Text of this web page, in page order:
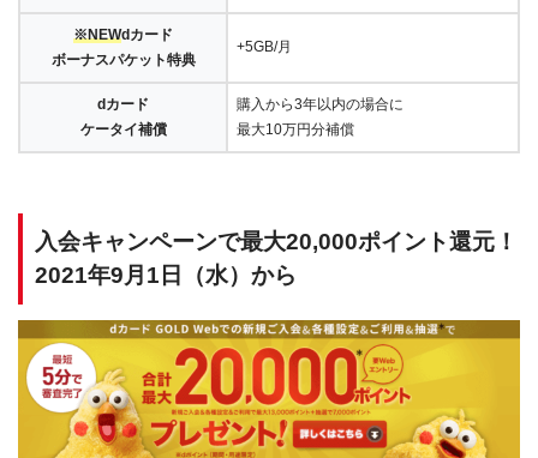
※NEWdカード
ボーナスパケット特典
+5GB/月
dカード
ケータイ補償
購入から3年以内の場合に
最大10万円分補償
入会キャンペーンで最大20,000ポイント還元！
2021年9月1日（水）から